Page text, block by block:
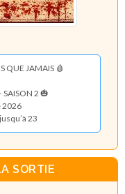
QUE JAMAIS 🩸
SAISON 2 🎃
2026
23
SORTIE